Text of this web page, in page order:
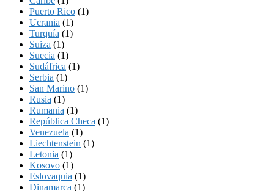
Puerto Rico (1)
Ucrania (1)
Turquía (1)
Suiza (1)
Suecia (1)
Sudáfrica (1)
Serbia (1)
San Marino (1)
Rusia (1)
Rumania (1)
República Checa (1)
Venezuela (1)
Liechtenstein (1)
Letonia (1)
Kosovo (1)
Eslovaquia (1)
Dinamarca (1)